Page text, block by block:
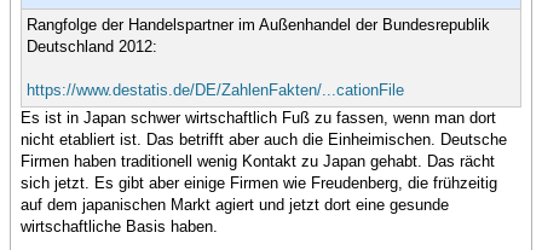
Rangfolge der Handelspartner im Außenhandel der Bundesrepublik
Deutschland 2012:
https://www.destatis.de/DE/ZahlenFakten/...cationFile
Es ist in Japan schwer wirtschaftlich Fuß zu fassen, wenn man dort
nicht etabliert ist. Das betrifft aber auch die Einheimischen. Deutsche
Firmen haben traditionell wenig Kontakt zu Japan gehabt. Das rächt
sich jetzt. Es gibt aber einige Firmen wie Freudenberg, die frühzeitig
auf dem japanischen Markt agiert und jetzt dort eine gesunde
wirtschaftliche Basis haben.